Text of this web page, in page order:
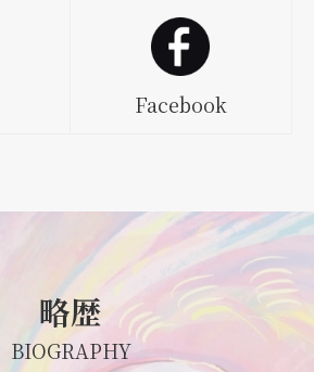
Facebook
略歴
BIOGRAPHY